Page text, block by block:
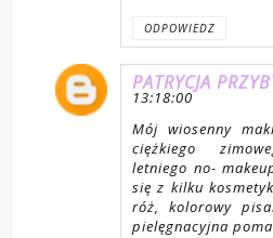
ODPOWIEDZ
PATRYCJA
13:18:00
Mój wiosenny
ciężkiego
letniego no-
się z kilku
róż, kolorowy
pielęgnacyjna